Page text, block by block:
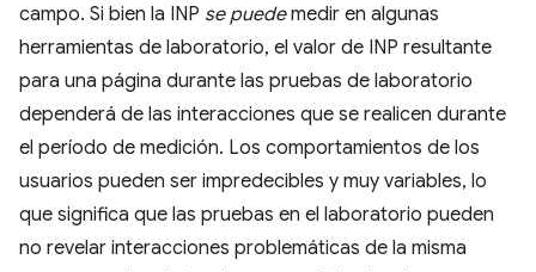
campo. Si bien la INP se puedemedir en algunas
herramientas de laboratorio, el valor de INP resultante
para una página durante las pruebas de laboratorio
dependerá de las interacciones que se realicen durante
el período de medición. Los comportamientos de los
usuarios pueden ser impredecibles y muy variables, lo
que significa que las pruebas en el laboratorio pueden
no revelar interacciones problemáticas de la misma